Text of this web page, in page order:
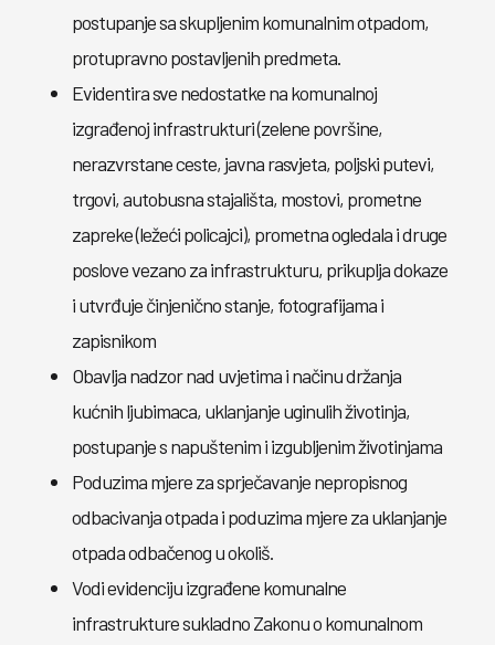
postupanje sa skupljenim komunalnim otpadom,
protupravno postavljenih predmeta.
Evidentira sve nedostatke na komunalnoj
izgrađenoj infrastrukturi (zelene površine,
nerazvrstane ceste, javna rasvjeta, poljski putevi,
trgovi, autobusna stajališta, mostovi, prometne
zapreke (ležeći policajci), prometna ogledala i druge
poslove vezano za infrastrukturu, prikuplja dokaze
i utvrđuje činjenično stanje, fotografijama i
zapisnikom
Obavlja nadzor nad uvjetima i načinu držanja
kućnih ljubimaca, uklanjanje uginulih životinja,
postupanje s napuštenim i izgubljenim životinjama
Poduzima mjere za sprječavanje nepropisnog
odbacivanja otpada i poduzima mjere za uklanjanje
otpada odbačenog u okoliš.
Vodi evidenciju izgrađene komunalne
infrastrukture sukladno Zakonu o komunalnom